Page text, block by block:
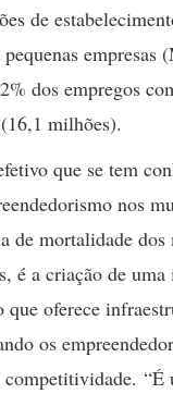
de
empresas
dos empregos
milhões).
que se tem
nos
de mortalidade dos
é a criação de
que oferece
os
competitividade. “É